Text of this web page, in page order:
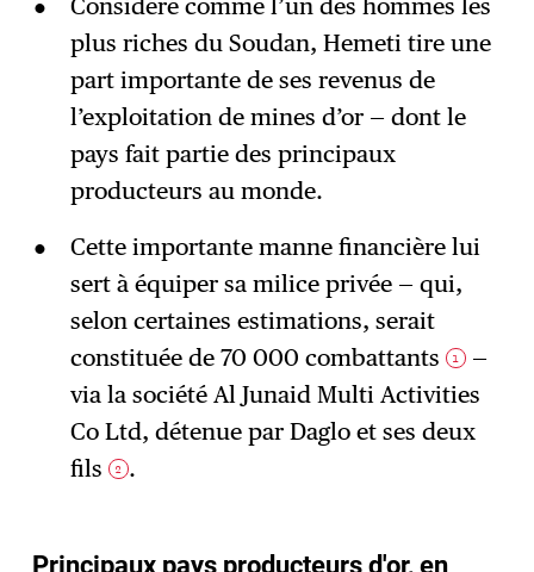
Considéré comme l’un des hommes les
plus riches du Soudan, Hemeti tire une
part importante de ses revenus de
l’exploitation de mines d’or — dont le
pays fait partie des principaux
producteurs au monde.
Cette importante manne financière lui
sert à équiper sa milice privée — qui,
selon certaines estimations, serait
constituée de 70 000 combattants
1 —
via la société Al Junaid Multi Activities
Co Ltd, détenue par Daglo et ses deux
fils
2 .